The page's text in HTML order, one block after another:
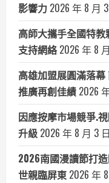
影響力 2026 年 8 月
高師大攜手全國特
支持網絡 2026 年 8
高雄加盟展圓滿落
推廣再創佳績 2026
因應按摩市場競爭.
升級 2026 年 8 月 3 日
2026南國漫讀節打
世親臨屏東 2026 年